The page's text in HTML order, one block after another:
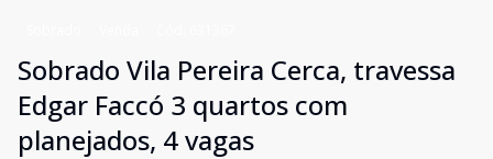
Sobrado Vila Pereira Cerca, travessa
Edgar Faccó 3 quartos com
planejados, 4 vagas